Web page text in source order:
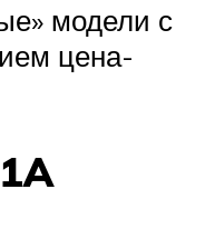
модели с
цена-